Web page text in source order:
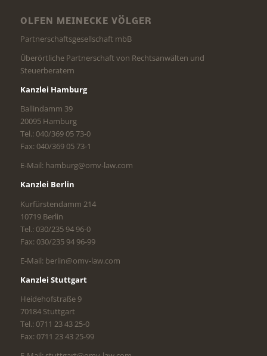
OLFEN MEINECKE VÖLGER
Partnerschaftsgesellschaft mbB
Überörtliche Partnerschaft von Rechtsanwälten und
Steuerberatern
Kanzlei Hamburg
Ballindamm 39
20095 Hamburg
Tel.: 040/369 05 73-0
Fax: 040/369 05 73-1
E-Mail: hamburg@omv-law.com
Kanzlei Berlin
Kurfürstendamm 214
10719 Berlin
Tel.: 030/235 94 96-0
Fax: 030/235 94 96-99
E-Mail: berlin@omv-law.com
Kanzlei Stuttgart
Heidehofstraße 9
70184 Stuttgart
Tel.: 0711 23 43 25-0
Fax: 0711 23 43 25-99